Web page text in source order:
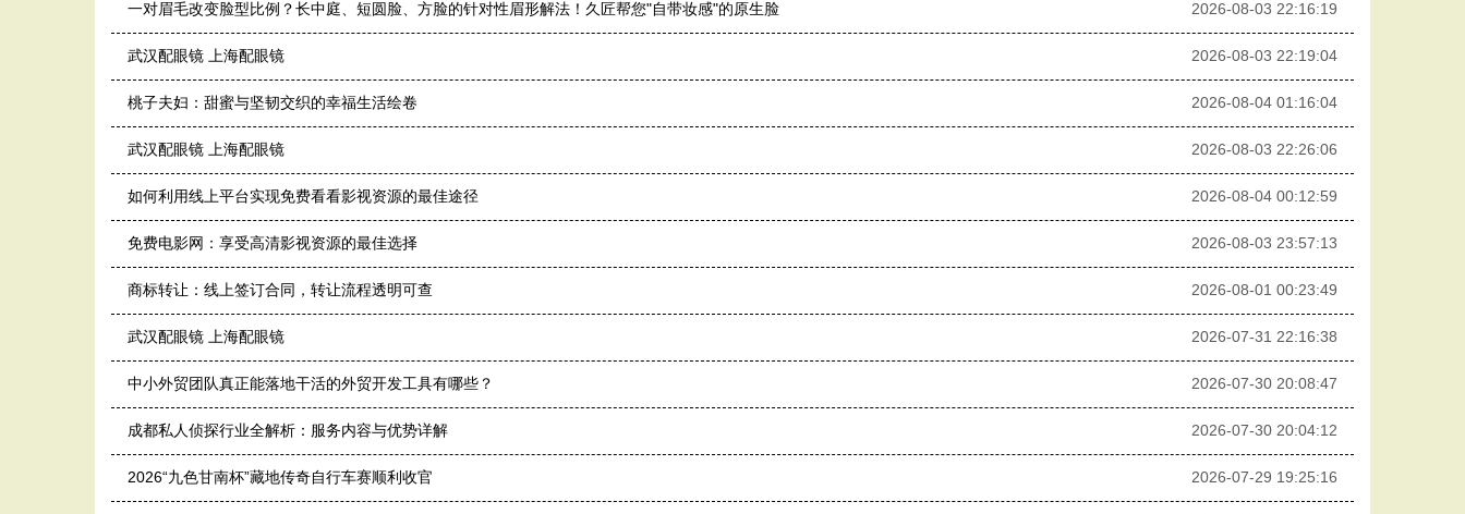
一对眉毛改变脸型比例？长中庭、短圆脸、方脸的针对性眉形解法！久匠帮您"自带妆感"的原生脸 2026-08-03 22:16:19
武汉配眼镜 上海配眼镜 2026-08-03 22:19:04
桃子夫妇：甜蜜与坚韧交织的幸福生活绘卷 2026-08-04 01:16:04
武汉配眼镜 上海配眼镜 2026-08-03 22:26:06
如何利用线上平台实现免费看看影视资源的最佳途径 2026-08-04 00:12:59
免费电影网：享受高清影视资源的最佳选择 2026-08-03 23:57:13
商标转让：线上签订合同，转让流程透明可查 2026-08-01 00:23:49
武汉配眼镜 上海配眼镜 2026-07-31 22:16:38
中小外贸团队真正能落地干活的外贸开发工具有哪些？ 2026-07-30 20:08:47
成都私人侦探行业全解析：服务内容与优势详解 2026-07-30 20:04:12
2026“九色甘南杯”藏地传奇自行车赛顺利收官 2026-07-29 19:25:16